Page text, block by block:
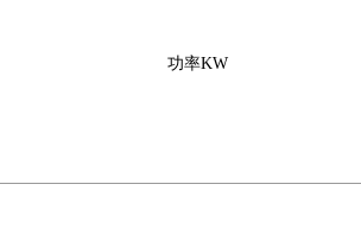
功率KW